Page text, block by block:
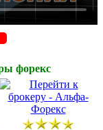
форекс